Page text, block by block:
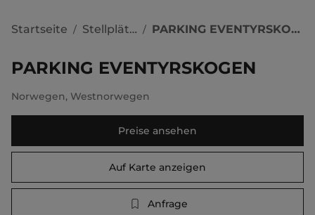
Startseite / Stellplätze / PARKING EVENTYRSKOGEN
PARKING EVENTYRSKOGEN
Norwegen, Westnorwegen
Preise ansehen
Auf Karte anzeigen
Anfrage